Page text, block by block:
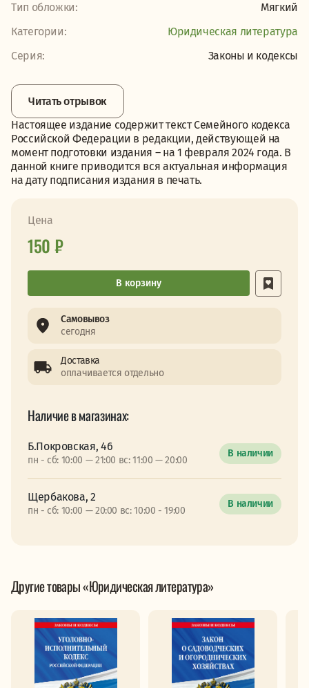
Тип обложки:
Мягкий
Категории:
Юридическая литература
Серия:
Законы и кодексы
Читать отрывок
Настоящее издание содержит текст Семейного кодекса
Российской Федерации в редакции, действующей на
момент подготовки издания – на 1 февраля 2024 года. В
данной книге приводится вся актуальная информация
на дату подписания издания в печать.
Цена
150 ₽
В корзину
Самовывоз
сегодня
Доставка
оплачивается отдельно
Наличие в магазинах:
Б.Покровская, 46
пн - сб: 10:00 — 21:00 вс: 11:00 — 20:00
В наличии
Щербакова, 2
пн - сб: 10:00 — 20:00 вс: 10:00 - 19:00
В наличии
Другие товары «Юридическая литература»